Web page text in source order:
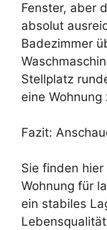
Fenster, aber
absolut
Badezimmer
Stellplatz
eine Wohnung
Fazit:
Sie finden
Wohnung für
ein stabiles